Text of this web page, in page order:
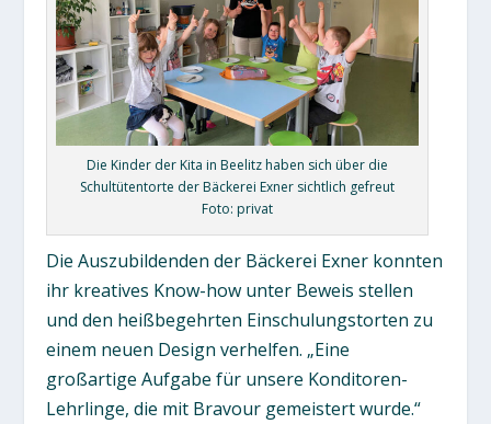
Die Kinder der Kita in Beelitz haben sich über die
Schultütentorte der Bäckerei Exner sichtlich gefreut
Foto: privat
Die Auszubildenden der Bäckerei Exner konnten
ihr kreatives Know-how unter Beweis stellen
und den heißbegehrten Einschulungstorten zu
einem neuen Design verhelfen. „Eine
großartige Aufgabe für unsere Konditoren-
Lehrlinge, die mit Bravour gemeistert wurde.“